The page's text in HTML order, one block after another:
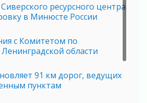
ресурсного центра
в Минюсте России
с Комитетом по
области
91 км дорог, ведущих
пунктам